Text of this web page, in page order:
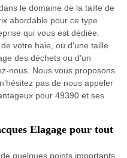
le domaine de la taille de
abordable pour ce type
qui vous est dédiée.
votre haie, ou d’une taille
des déchets ou d'un
nous. Nous vous proposons
pas de nous appeler
pour 49390 et ses
Elagage pour tout
quelques points importants.